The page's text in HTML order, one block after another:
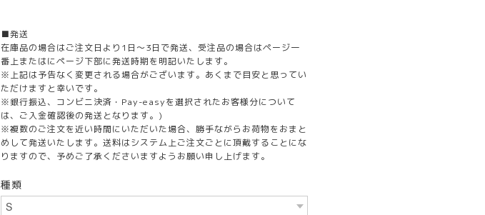
■発送
在庫品の場合はご注文日より1日～3日で発送、受注品の場合はページ一
番上またはにページ下部に発送時期を明記いたします。
※上記は予告なく変更される場合がございます。あくまで目安と思ってい
ただけますと幸いです。
※銀行振込、コンビニ決済・Pay-easyを選択されたお客様分について
は、ご入金確認後の発送となります。)
※複数のご注文を近い時間にいただいた場合、勝手ながらお荷物をおまと
めして発送いたします。送料はシステム上ご注文ごとに頂戴することにな
りますので、予めご了承くださいますようお願い申し上げます。
種類